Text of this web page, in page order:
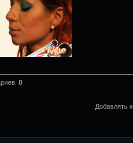
: 0
Добавлять